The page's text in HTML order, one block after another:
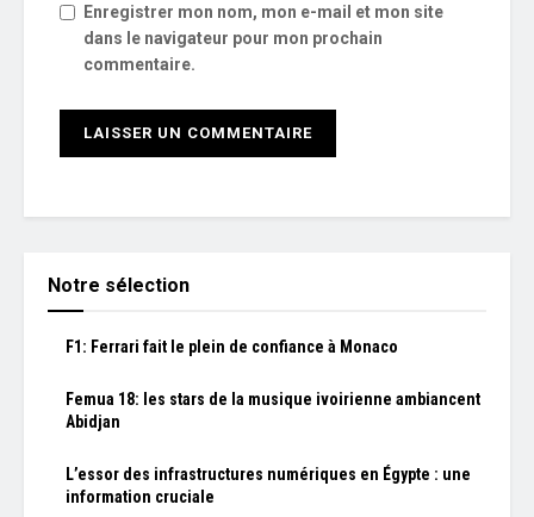
Enregistrer mon nom, mon e-mail et mon site
dans le navigateur pour mon prochain
commentaire.
Notre sélection
F1: Ferrari fait le plein de confiance à Monaco
Femua 18: les stars de la musique ivoirienne ambiancent
Abidjan
L’essor des infrastructures numériques en Égypte : une
information cruciale